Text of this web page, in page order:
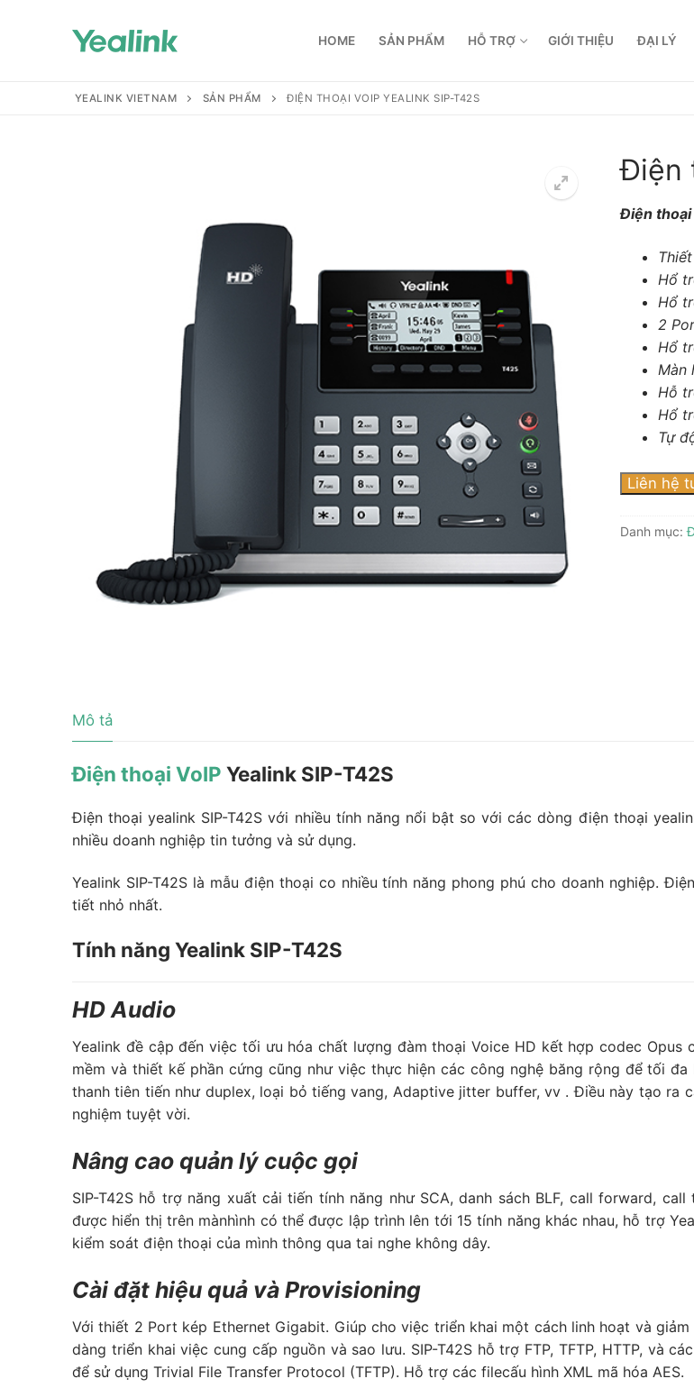
HOME SẢN PHẨM HỖ TRỢ GIỚI THIỆU ĐẠI LÝ
Home
Sản phẩm
Hỗ trợ
Tài liệu hướng dẫn
Tài liệu hướng dẫn
Điện thoại IP Phone
Wireless IP Phone
Hội Nghị Truyền Hình
Đại lý
Tin tức
Sự kiện
Liên hệ
YEALINK VIETNAM SẢN PHẨM ĐIỆN THOẠI VOIP YEALINK SIP-T42S
Điện
Điện thoại
Hổ
Hổ
2
Hổ
Màn
Hỗ
Hổ
Tự
Liên hệ
Danh mục:
Mô tả
Điện thoại VoIP Yealink SIP-T42S
Điện thoại yealink SIP-T42S với nhiều tính năng nổi bật so với các dòng điện thoại
nhiều doanh nghiệp tin tưởng và sử dụng.
Yealink SIP-T42S là mẫu điện thoại co nhiều tính năng phong phú cho doanh nghiệp.
tiết nhỏ nhất.
Tính năng Yealink SIP-T42S
HD Audio
Yealink đề cập đến việc tối ưu hóa chất lượng đàm thoại Voice HD kết hợp codec
mềm và thiết kế phần cứng cũng như việc thực hiện các công nghệ băng rộng để tối
thanh tiên tiến như duplex, loại bỏ tiếng vang, Adaptive jitter buffer, vv . Điều này tạo
nghiệm tuyệt vời.
Nâng cao quản lý cuộc gọi
SIP-T42S hỗ trợ năng xuất cải tiến tính năng như SCA, danh sách BLF, call forward,
được hiển thị trên mànhình có thể được lập trình lên tới 15 tính năng khác nhau, hỗ trợ
kiểm soát điện thoại của mình thông qua tai nghe không dây.
Cài đặt hiệu quả và Provisioning
Với thiết 2 Port kép Ethernet Gigabit. Giúp cho việc triển khai một cách linh hoạt và
dàng triển khai việc cung cấp nguồn và sao lưu. SIP-T42S hỗ trợ FTP, TFTP, HTTP, và
để sử dụng Trivial File Transfer Protocol (TFTP). Hỗ trợ các filecấu hình XML mã hóa AES.